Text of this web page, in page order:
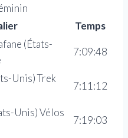
Temps
(États-
7:09:48
Unis) Trek
7:11:12
Unis) Vélos
7:19:03